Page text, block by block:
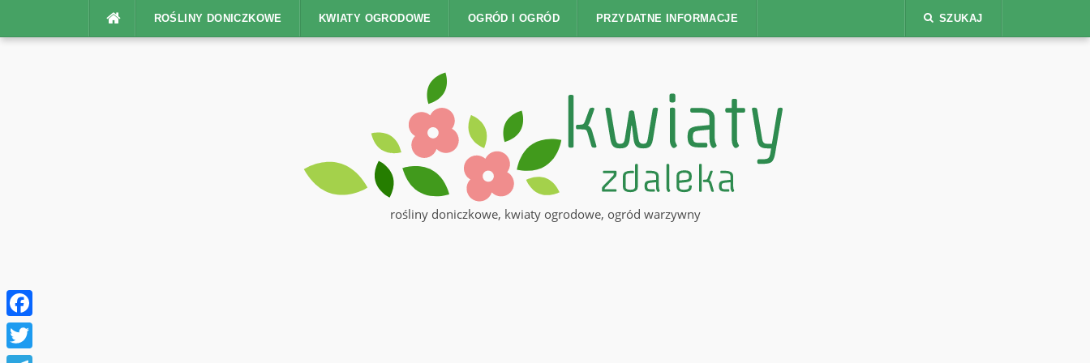
ROŚLINY DONICZKOWE KWIATY OGRODOWE OGRÓD I OGRÓD PRZYDATNE INFORMACJE SZUKAJ
rośliny doniczkowe, kwiaty ogrodowe, ogród warzywny
Facebook